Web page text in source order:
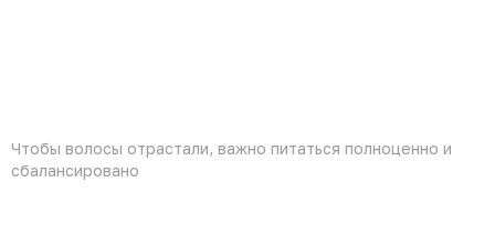
Чтобы волосы отрастали, важно питаться полноценно и
сбалансировано